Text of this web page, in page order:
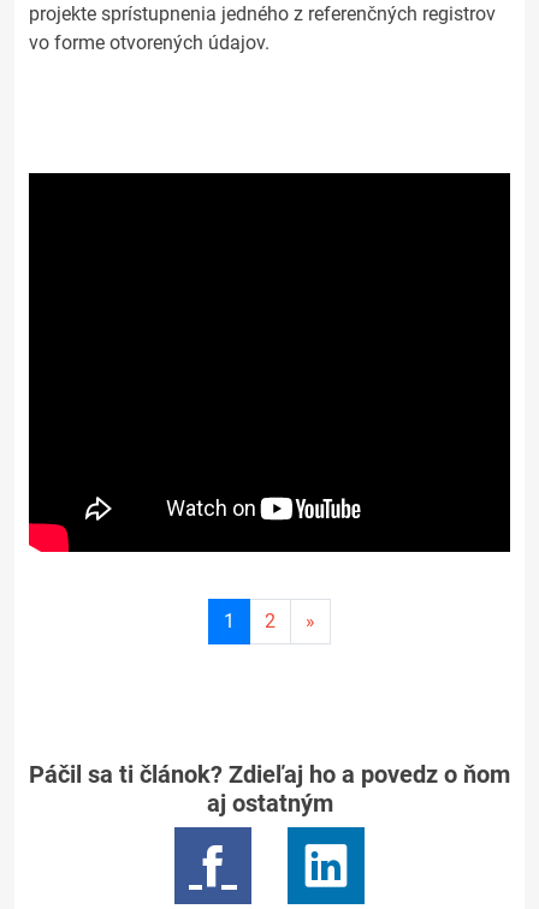
projekte sprístupnenia jedného z referenčných registrov
vo forme otvorených údajov.
1
Aktuálna
stránka
2 »
Páčil sa ti článok? Zdieľaj ho a povedz o ňom
aj ostatným